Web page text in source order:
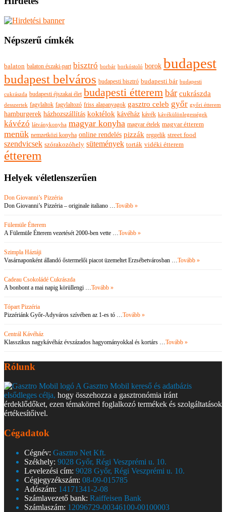
Népszerű címkék
balaton balaton északi-part bisztró borbár borkóstoló borok budapest
budapest belváros budapesti bisztró budapesti bár budapesti
cukrászda budapesti éjszakai élet budapesti étterembár cukrászda
desszertek fagylaltok fagylaltozó friss alapanyagok gasztro celeb győr győri étterem
hamburgerek házhozszállítás koktélok kávéház kávék kávékülönlegességek
kávézó látványkonyha magyar konyha magyar ételek magyar étterem
menük nemzetközi konyha online rendelés pizzák reggelik street food
szendvicsek szórakozóhely sütemények torták vidéki étterem
étterem
Helyek véletlenszerűen
Don Giovanni’s Pizzéria
Don Giovanni’s Pizzéria – originale italiano …Tovább »
Fülemüle Étterem
A Fülemüle Étterem vezetését 2000-ben vette …Tovább »
Szimpla Háztáji
Vasárnaponként állandó őstermelői piacot üzemeltet Erzsébetvárosban …Tovább »
Cadeau Csokoládé Cukrászda
A bonbont a mai napig körüllengi …Tovább »
Tópart Pizzéria
Pizzériánk Győr-Adyváros szívében az 1-es tó …Tovább »
Centrál Kávéház
Klasszikus nagykávéház évszázados hagyományokkal és kortárs …Tovább »
Rólunk
A Gasztro Mobil kereső és adatbázis
elsődleges célja, hogy összehozza a gasztronómia iránt
érdeklődőket, ezen témakörrel foglalkozó termékek és szolgáltatások
értékesítőivel.
Cégadatok
Cégnév: Gasztro Net Kft.
Székhely: 9028 Győr, Régi Veszprémi u. 10.
Levelezési cím: 9028 Győr, Régi Veszprémi u. 10.
Cégjegyzékszám: 08-09-015785
Adószám: 14171341-2-08
Számlavezető bank: Raiffeisen Bank
Számlaszám: 12096729-00346100-00100003